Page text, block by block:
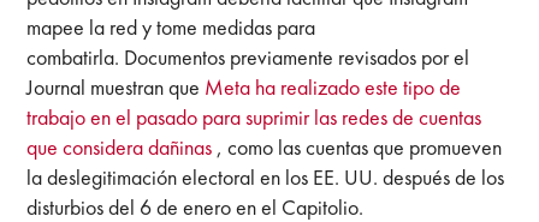
mapee la red y tome medidas para
combatirla. Documentos previamente revisados ​​por el
Journal muestran que Meta ha realizado este tipo de
trabajo en el pasado para suprimir las redes de cuentas
que considera dañinas , como las cuentas que promueven
la deslegitimación electoral en los EE. UU. después de los
disturbios del 6 de enero en el Capitolio.